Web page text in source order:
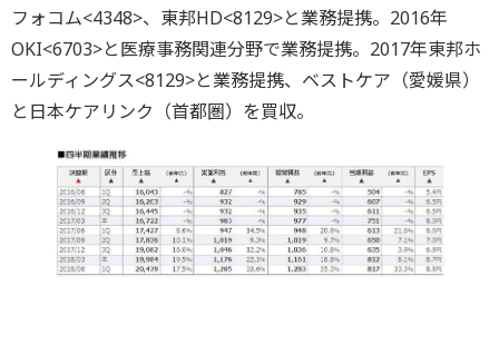
フォコム<4348>、東邦HD<8129>と業務提携。2016年
OKI<6703>と医療事務関連分野で業務提携。2017年東邦ホ
ールディングス<8129>と業務提携、ベストケア（愛媛県）
と日本ケアリンク（首都圏）を買収。